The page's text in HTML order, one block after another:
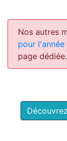
Nos autres
pour
page dédiée.